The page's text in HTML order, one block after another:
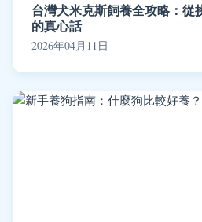
台灣犬米克斯飼養全攻略：從
的真心話
2026年04月11日